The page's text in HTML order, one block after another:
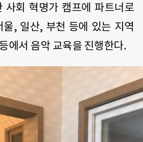
사회 혁명가 캠프에 파트너로
, 일산, 부천 등에 있는 지역
에서 음악 교육을 진행한다.